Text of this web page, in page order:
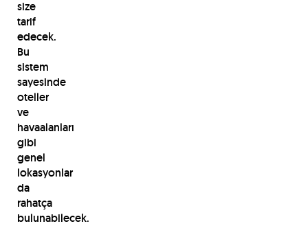
size
tarif
edecek.
Bu
sistem
sayesinde
oteller
ve
havaalanları
gibi
genel
lokasyonlar
da
rahatça
bulunabilecek.